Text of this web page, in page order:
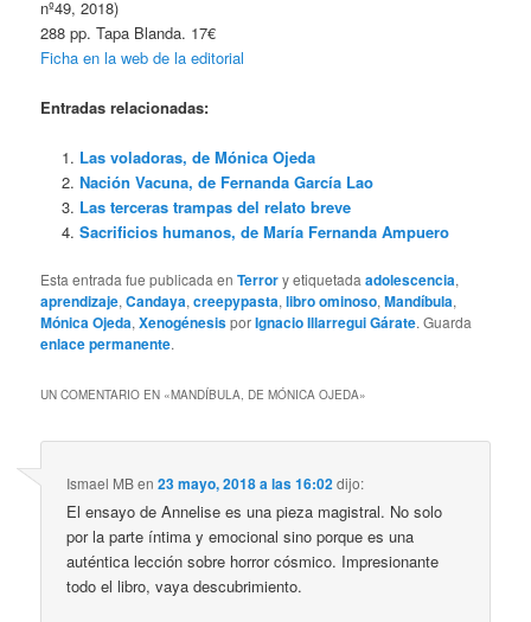
nº49, 2018)
288 pp. Tapa Blanda. 17€
Ficha en la web de la editorial
Entradas relacionadas:
Las voladoras, de Mónica Ojeda
Nación Vacuna, de Fernanda García Lao
Las terceras trampas del relato breve
Sacrificios humanos, de María Fernanda Ampuero
Esta entrada fue publicada enTerrory etiquetadaadolescencia,
aprendizaje,Candaya,creepypasta,libro ominoso,Mandíbula,
Mónica Ojeda,XenogénesisporIgnacio Illarregui Gárate. Guarda
enlace permanente.
UN COMENTARIO EN «MANDÍBULA, DE MÓNICA OJEDA»
Ismael MBen23 mayo, 2018 a las 16:02dijo:
El ensayo de Annelise es una pieza magistral. No solo
por la parte íntima y emocional sino porque es una
auténtica lección sobre horror cósmico. Impresionante
todo el libro, vaya descubrimiento.